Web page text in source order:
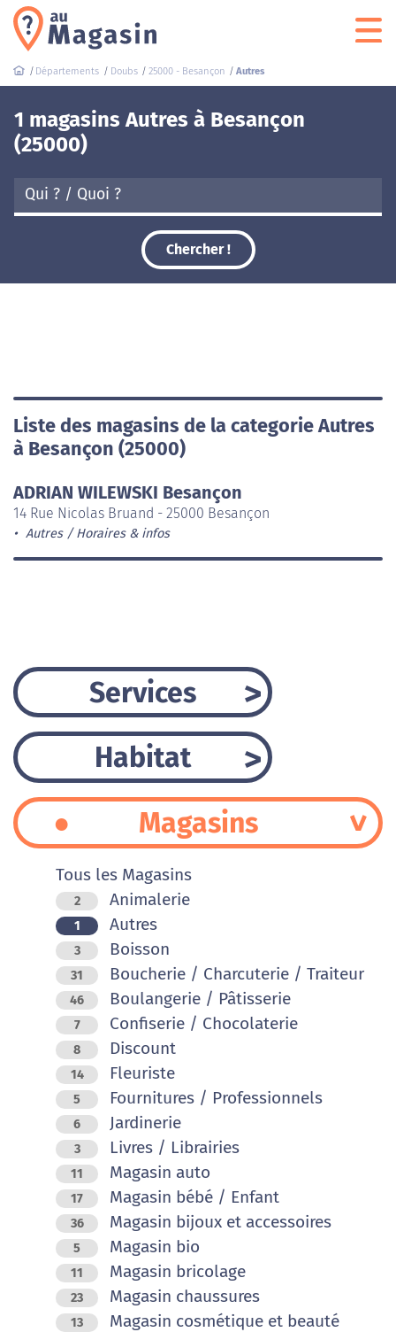
Départements Doubs 25000 - Besançon Autres
1 magasins Autres à Besançon
(25000)
Chercher !
Liste des magasins de la categorie Autres
à Besançon (25000)
ADRIAN WILEWSKI Besançon
14 Rue Nicolas Bruand - 25000 Besançon
Autres Horaires & infos
Services
Habitat
Magasins
Tous les Magasins
2 Animalerie
1 Autres
3 Boisson
31 Boucherie / Charcuterie / Traiteur
46 Boulangerie / Pâtisserie
7 Confiserie / Chocolaterie
8 Discount
14 Fleuriste
5 Fournitures / Professionnels
6 Jardinerie
3 Livres / Librairies
11 Magasin auto
17 Magasin bébé / Enfant
36 Magasin bijoux et accessoires
5 Magasin bio
11 Magasin bricolage
23 Magasin chaussures
13 Magasin cosmétique et beauté